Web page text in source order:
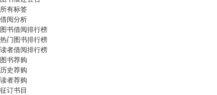
所有标签
借阅分析
图书借阅排行榜
热门图书排行榜
读者借阅排行榜
图书荐购
历史荐购
读者荐购
征订书目